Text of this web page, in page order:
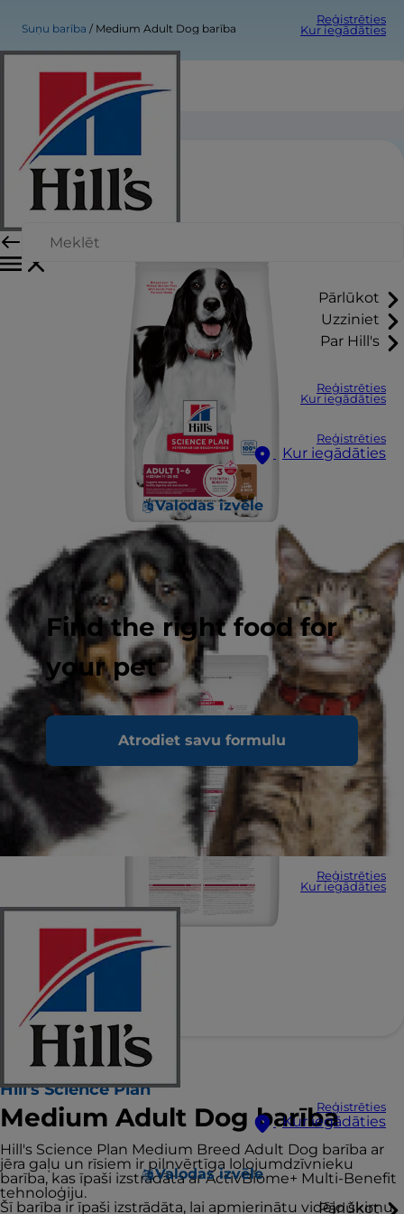
Reģistrēties
Kur iegādāties
Pārlūkot
Uzziniet
Par Hill's
Reģistrēties
Kur iegādāties
Reģistrēties
Kur iegādāties
Valodas izvēle
Find the right food for
your pet
Atrodiet savu formulu
Reģistrēties
Kur iegādāties
Reģistrēties
Kur iegādāties
Valodas izvēle
Pārlūkot
Suņu barība Medium Adult Dog barība
Medium Adult Dog barība
Hill's Science Plan
Medium Adult Dog barība
Hill's Science Plan Medium Breed Adult Dog barība ar
jēra gaļu un rīsiem ir pilnvērtīga lolojumdzīvnieku
barība, kas īpaši izstrādāta ar ActivBiome+ Multi-Benefit
tehnoloģiju.
Šī barība ir īpaši izstrādāta, lai apmierinātu vidējo šķirņu